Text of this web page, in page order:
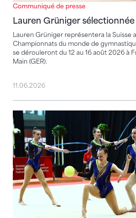
Communiqué de presse
Lauren Grüniger sélectionnée
Lauren Grüniger représentera la Suisse
Championnats du monde de
se dérouleront du 12 au 16 août 2026 à
Main (GER).
11.06.2026
Championnats suisses de